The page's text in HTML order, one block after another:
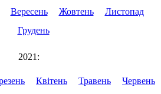
Вересень Жовтень
Листопад
Грудень
2021:
Квітень Травень
Червень